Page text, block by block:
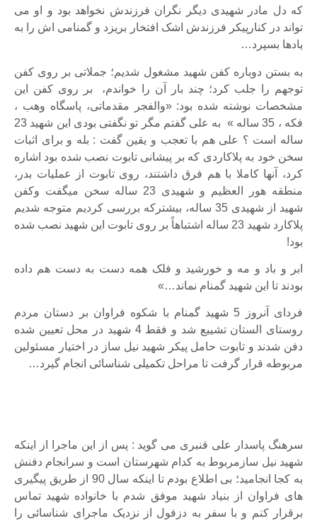
که دل مادر شهیدی دیگر نگران فرزندش نخواهد بود و او می
تواند در کنارپیکر فرزندش اشک افتخار بریزد و گمنامی اش را به
یادها بسپرد…
به بستن دوباره کفن شهید مشغول شدیم؛ جملاتی بر روی کفن
توجهم را جلب کرد؛ چند بار آن را خواندم، بر روی کفن این
مشخصات نوشته شده بود: «والفجر مقدماتی، پاسگاه وهب ،
فکه ، 35 ساله » به علی گفتم مگر تو نگفتی بودی این شهید 23
ساله است ؟ علی هم با تعجب و یقین گفت : بله و برای اثبات
سخن خود به پلاکاردی که بر پیشانی تابوت نصب شده بود اشاره
کرد، آنها کاملا با هم فرق داشتند، روی تابوت از عملیات بدر،
منطقه هور العظیم و شهیدی 23 ساله سخن میگفت وکفن
شهید از شهیدی 35 ساله، بیشترکه بررسی کردیم متوجه شدیم
پلاکارد شهید 23 ساله اشتباهاً بر روی تابوت این شهید نصب شده
بود!
ابر و باد و مه و خورشید و فلک همه دست به دست هم داده
بودند تا این شهید گمنام نماند…»
فردای آنروز 5 شهید گمنام با شکوه فراوان بر دستان مردم
روستای الستان تشییع شد و فقط 4 شهید در محل تعیین شده
دفن شدند و تابوت حامل پیکر شهید نیل ساز در اختیار مسئولین
مربوطه قرار گرفت تا مراحل تکمیلی شناسائی انجام گیرد…
سرهنگ پاسدار علی قنبری می گوید : پس از این ماجرا از اینکه
شهید نیل سازمربوط به کدام شهرستان است و سرانجام دفنش
به کجا انجامید؛ بی اطلاع بودم تا اینکه سال 90 از طریق پیگیری
های فراوان از بنیاد شهید موفق شدم با خانواده شهید تماس
برقرار کنم و با سفر به دزفول از نزدیک ماجرای شناسائی را